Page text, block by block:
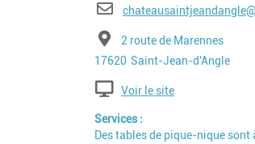
E-mail
Adresse2 route de Marennes
Code postal
17620 Ville
Saint-Jean-d'Angle
Voir le site
Services
Des tables de pique-nique